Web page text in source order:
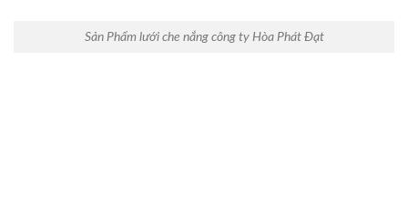
Sản Phẩm lưới che nắng công ty Hòa Phát Đạt